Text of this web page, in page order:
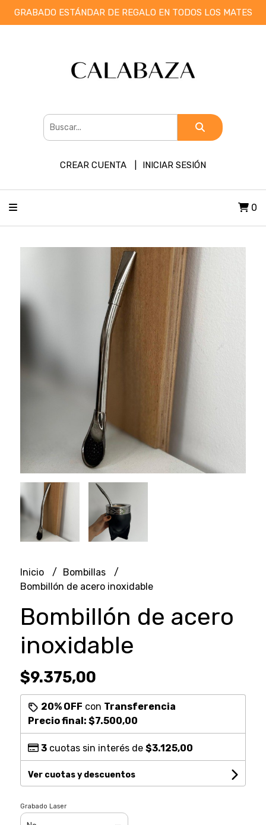
GRABADO ESTÁNDAR DE REGALO EN TODOS LOS MATES
CREAR CUENTA INICIAR SESIÓN
0
Inicio
Bombillas
Bombillón de acero inoxidable
Bombillón de acero
inoxidable
$9.375,00
20% OFF con Transferencia
Precio final: $7.500,00
3cuotas sin interés de $3.125,00
Ver cuotas y descuentos
Grabado Laser